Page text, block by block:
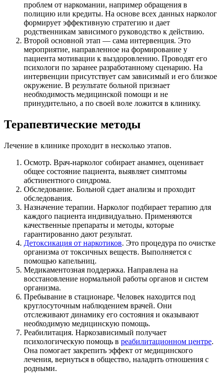
проблем от наркомании, например обращения в
полицию или кредиты. На основе всех данных нарколог
формирует эффективную стратегию и дает
родственникам зависимого руководство к действию.
Второй основной этап — сама интервенция. Это
мероприятие, направленное на формирование у
пациента мотивации к выздоровлению. Проводят его
психологи по заранее разработанному сценарию. На
интервенции присутствует сам зависимый и его близкое
окружение. В результате больной признает
необходимость медицинской помощи и не
принудительно, а по своей воле ложится в клинику.
Терапевтические методы
Лечение в клинике проходит в несколько этапов.
Осмотр. Врач-нарколог собирает анамнез, оценивает
общее состояние пациента, выявляет симптомы
абстинентного синдрома.
Обследование. Больной сдает анализы и проходит
обследования.
Назначение терапии. Нарколог подбирает терапию для
каждого пациента индивидуально. Применяются
качественные препараты и методы, которые
гарантированно дают результат.
Детоксикация от наркотиков. Это процедура по очистке
организма от токсичных веществ. Выполняется с
помощью капельниц.
Медикаментозная поддержка. Направлена на
восстановление нормальной работы органов и систем
организма.
Пребывание в стационаре. Человек находится под
круглосуточным наблюдением врачей. Они
отслеживают динамику его состояния и оказывают
необходимую медицинскую помощь.
Реабилитация. Наркозависимый получает
психологическую помощь в реабилитационном центре.
Она помогает закрепить эффект от медицинского
лечения, вернуться в общество, наладить отношения с
родными.